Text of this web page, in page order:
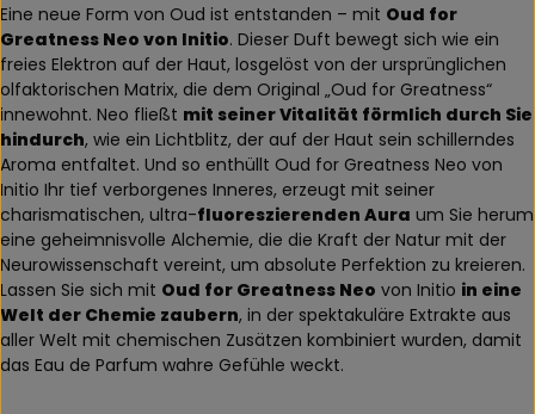
Eine neue Form von Oud ist entstanden – mit Oud for
Greatness Neo von Initio. Dieser Duft bewegt sich wie ein
freies Elektron auf der Haut, losgelöst von der ursprünglichen
olfaktorischen Matrix, die dem Original „Oud for Greatness“
innewohnt. Neo fließt mit seiner Vitalität förmlich durch Sie
hindurch, wie ein Lichtblitz, der auf der Haut sein schillerndes
Aroma entfaltet. Und so enthüllt Oud for Greatness Neo von
Initio Ihr tief verborgenes Inneres, erzeugt mit seiner
charismatischen, ultra-fluoreszierenden Aura um Sie herum
eine geheimnisvolle Alchemie, die die Kraft der Natur mit der
Neurowissenschaft vereint, um absolute Perfektion zu kreieren.
Lassen Sie sich mit Oud for Greatness Neo von Initio in eine
Welt der Chemie zaubern, in der spektakuläre Extrakte aus
aller Welt mit chemischen Zusätzen kombiniert wurden, damit
das Eau de Parfum wahre Gefühle weckt.